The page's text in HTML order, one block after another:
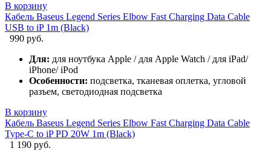
В корзину
Кабель Baseus Legend Series Elbow Fast Charging Data Cable
USB to iP 1m (Black)
990 руб.
Для: для ноутбука Apple / для Apple Watch / для iPad/
iPhone/ iPod
Особенности: подсветка, тканевая оплетка, угловой
разъем, светодиодная подсветка
В корзину
Кабель Baseus Legend Series Elbow Fast Charging Data Cable
Type-C to iP PD 20W 1m (Black)
1 190 руб.